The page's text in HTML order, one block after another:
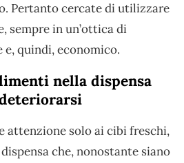
Pertanto cercate di utilizzare
sempre in un’ottica di
quindi, economico.
nella dispensa
attenzione solo ai cibi freschi,
che, nonostante siano